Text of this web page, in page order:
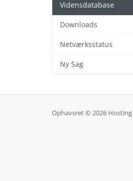
Vidensdatabase
Downloads
Netværksstatus
Ny Sag
Ophavsret © 2026 Hosting